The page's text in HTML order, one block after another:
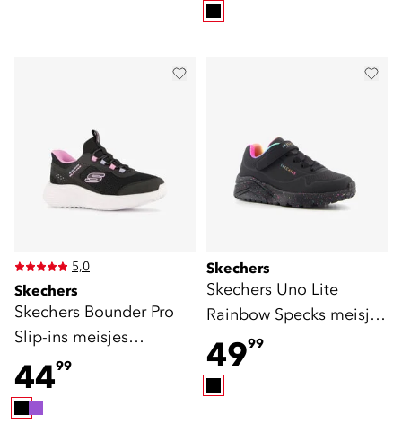
5,0
Skechers
Skechers Bounder Pro
Slip-ins meisjes
sneakers zwart
4499
Skechers
Skechers Uno Lite
Rainbow Specks meisjes
sneakers zwart
4999